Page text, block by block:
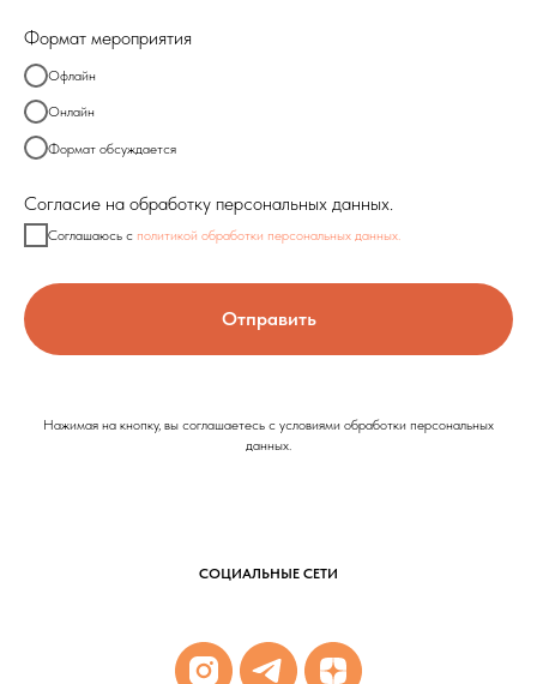
Формат мероприятия
Офлайн
Онлайн
Формат обсуждается
Согласие на обработку персональных данных.
Соглашаюсь с политикой обработки персональных данных.
Отправить
Нажимая на кнопку, вы соглашаетесь с условиями обработки персональных
данных.
СОЦИАЛЬНЫЕ СЕТИ